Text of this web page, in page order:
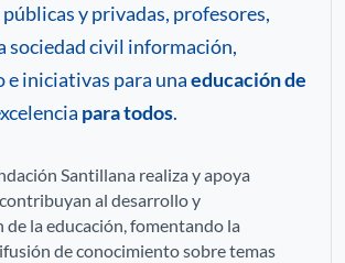
y privadas, profesores,
sociedad civil información,
iniciativas para unaeducación de
para todos.
Santillana realiza y apoya
al desarrollo y
la educación, fomentando la
de conocimiento sobre temas